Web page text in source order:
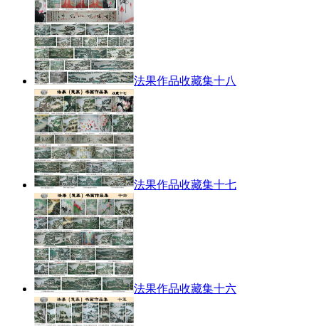
法果作品收藏集十八
法果作品收藏集十七
法果作品收藏集十六